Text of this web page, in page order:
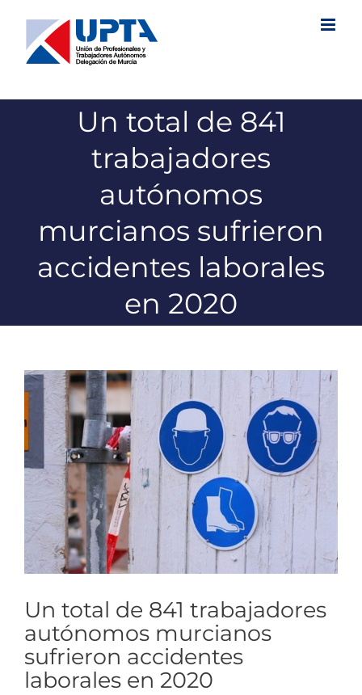
contenido
Un total de 841
trabajadores
autónomos
murcianos sufrieron
accidentes laborales
en 2020
Ver
imagen
más
grande
Un total de 841 trabajadores
autónomos murcianos
sufrieron accidentes
laborales en 2020